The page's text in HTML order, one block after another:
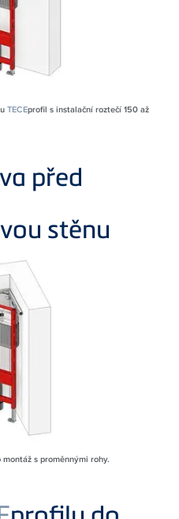
TECEprofil s instalační roztečí 150 až
před
stěnu
s proměnnými rohy.